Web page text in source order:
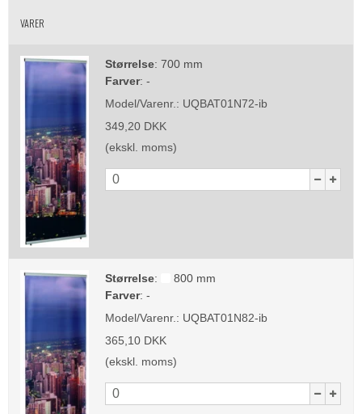
VARER
Størrelse: 700 mm
Farver: -
Model/Varenr.: UQBAT01N72-ib
349,20 DKK
(ekskl. moms)
Størrelse:
800 mm
Farver: -
Model/Varenr.: UQBAT01N82-ib
365,10 DKK
(ekskl. moms)